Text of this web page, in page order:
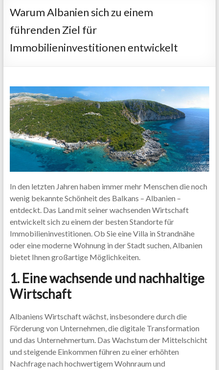
Warum Albanien sich zu einem
führenden Ziel für
Immobilieninvestitionen entwickelt
In den letzten Jahren haben immer mehr Menschen die noch
wenig bekannte Schönheit des Balkans – Albanien –
entdeckt. Das Land mit seiner wachsenden Wirtschaft
entwickelt sich zu einem der besten Standorte für
Immobilieninvestitionen. Ob Sie eine Villa in Strandnähe
oder eine moderne Wohnung in der Stadt suchen, Albanien
bietet Ihnen großartige Möglichkeiten.
1. Eine wachsende und nachhaltige
Wirtschaft
Albaniens Wirtschaft wächst, insbesondere durch die
Förderung von Unternehmen, die digitale Transformation
und das Unternehmertum. Das Wachstum der Mittelschicht
und steigende Einkommen führen zu einer erhöhten
Nachfrage nach hochwertigem Wohnraum und